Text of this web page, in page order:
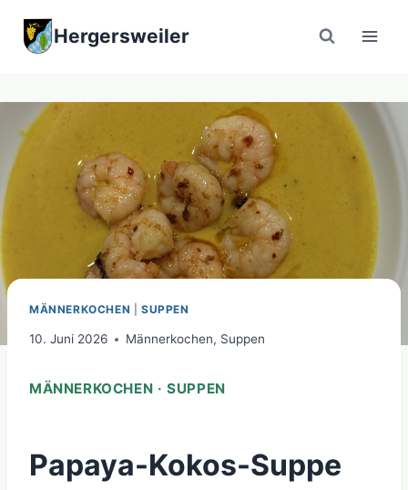
Inhalt
Hergersweiler
MÄNNERKOCHEN SUPPEN
10. Juni 2026 Männerkochen, Suppen
MÄNNERKOCHEN · SUPPEN
Papaya-Kokos-Suppe